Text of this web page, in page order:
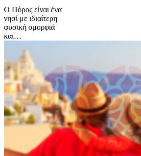
Ο Πόρος είναι ένα
νησί με ιδιαίτερη
φυσική ομορφιά
και…